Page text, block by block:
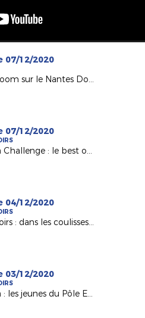
07/12/2020
Futsal : zoom sur le Nantes Doulon Bottière de David Le Boette
07/12/2020
Téléthon Challenge : le best of des Pôles et des Centres de Formation !
04/12/2020
Pôle Espoirs : dans les coulisses du clip du Téléthon !
03/12/2020
Téléthon : les jeunes du Pôle Espoirs donnent du coeur !